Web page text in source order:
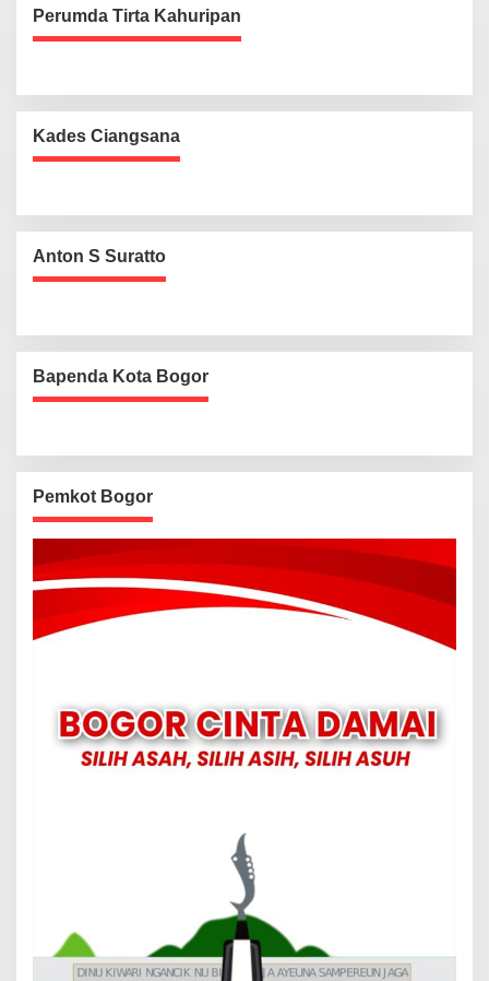
Perumda Tirta Kahuripan
Kades Ciangsana
Anton S Suratto
Bapenda Kota Bogor
Pemkot Bogor